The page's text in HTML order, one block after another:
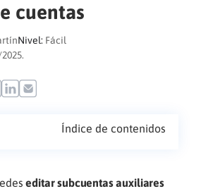
cuentas
Nivel: Fácil
Índice de contenidos
editar subcuentas auxiliares